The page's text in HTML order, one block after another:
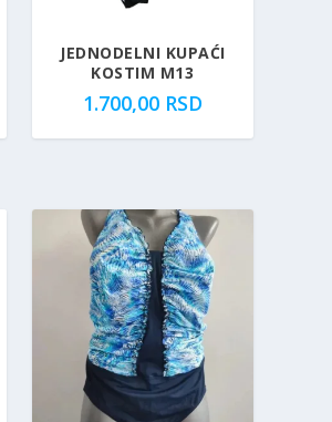
JEDNODELNI KUPAĆI
KOSTIM M13
1.700,00 RSD